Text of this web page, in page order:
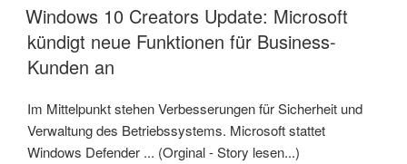
AM
Windows 10 Creators Update: Microsoft
kündigt neue Funktionen für Business-
Kunden an
Im Mittelpunkt stehen Verbesserungen für Sicherheit und
Verwaltung des Betriebssystems. Microsoft stattet
Windows Defender ... (Orginal - Story lesen...)